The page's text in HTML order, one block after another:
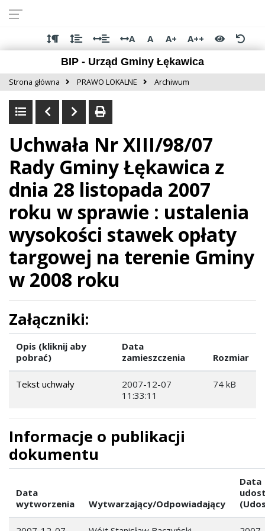
dostępności
głównej
treści
menu
stopki
A A A+
A++
BIP - Urząd Gminy Łękawica
Strona główna PRAWO LOKALNE Archiwum
Uchwała Nr XIII/98/07
Rady Gminy Łękawica z
dnia 28 listopada 2007
roku w sprawie : ustalenia
wysokości stawek opłaty
targowej na terenie Gminy
w 2008 roku
Załączniki:
Opis (kliknij aby
pobrać)
Data
zamieszczenia
Rozmiar
Tekst uchwały
2007-12-07
11:33:11
74 kB
Informacje o publikacji
dokumentu
Data
wytworzenia
Wytwarzający/Odpowiadający
Data